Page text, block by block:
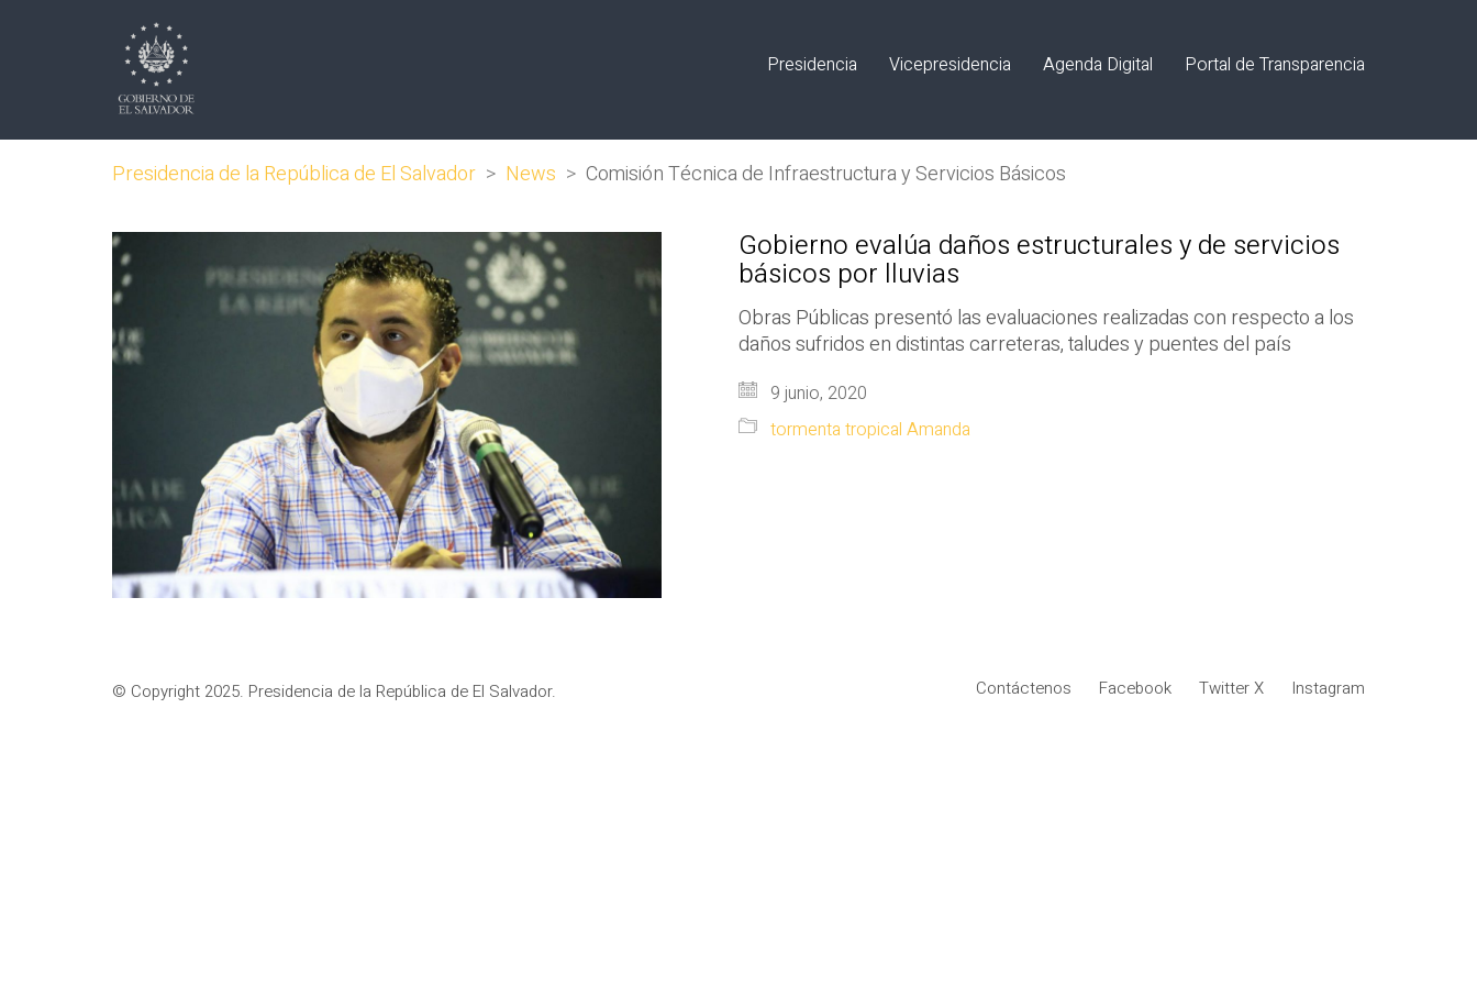
Presidencia Vicepresidencia Agenda Digital Portal de Transparencia
Presidencia de la República de El Salvador > News > Comisión Técnica de Infraestructura y Servicios Básicos
Gobierno evalúa daños estructurales y de servicios
básicos por lluvias
Obras Públicas presentó las evaluaciones realizadas con respecto a los
daños sufridos en distintas carreteras, taludes y puentes del país
9 junio, 2020
tormenta tropical Amanda
Contáctenos Facebook Twitter X Instagram
© Copyright 2025. Presidencia de la República de El Salvador.